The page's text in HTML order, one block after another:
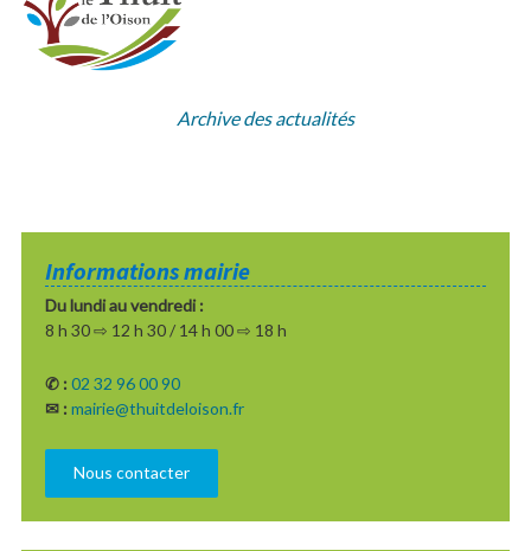
Archive des actualités
Informations mairie
Du lundi au vendredi :
8 h 30 ⇨ 12 h 30 / 14 h 00 ⇨ 18 h
✆ : 02 32 96 00 90
✉ : mairie@thuitdeloison.fr
Nous contacter